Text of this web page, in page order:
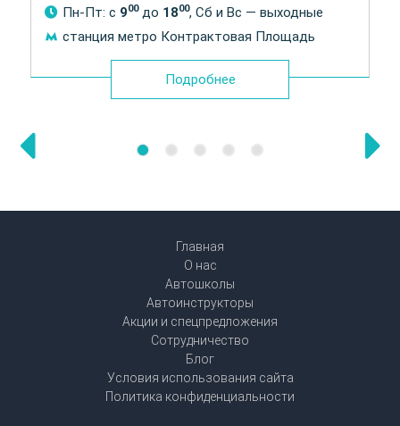
Пн-Пт: с 900до 1800, Сб и Вс — выходные
станция метро Контрактовая Площадь
Подробнее
Главная
О нас
Автошколы
Автоинструкторы
Акции и спецпредложения
Сотрудничество
Блог
Условия использования сайта
Политика конфиденциальности